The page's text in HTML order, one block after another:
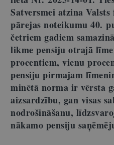
Satversmei atzina
pārejas noteikumu 40.
četriem gadiem
likme pensiju otrajā
procentiem, vienu
pensiju pirmajam
minētā norma ir vērsta
aizsardzību, gan visas
nodrošināšanu,
nākamo pensiju